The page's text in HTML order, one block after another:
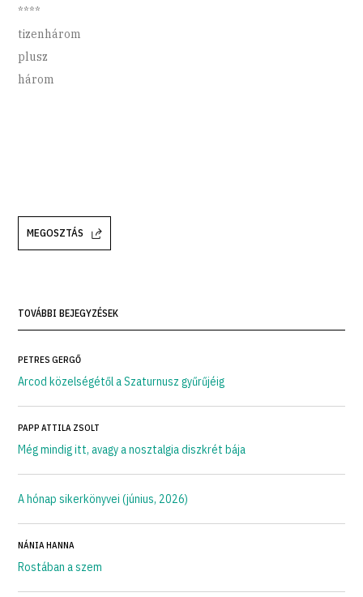
****
tizenhárom
plusz
három
MEGOSZTÁS
TOVÁBBI BEJEGYZÉSEK
PETRES GERGŐ
Arcod közelségétől a Szaturnusz gyűrűjéig
PAPP ATTILA ZSOLT
Még mindig itt, avagy a nosztalgia diszkrét bája
A hónap sikerkönyvei (június, 2026)
NÁNIA HANNA
Rostában a szem